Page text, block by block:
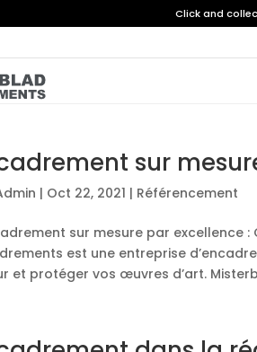
Click and
sur
| Oct 22, 2021 | Référencement
sur mesure par excellence
est une entreprise
et protéger vos œuvres d’art.